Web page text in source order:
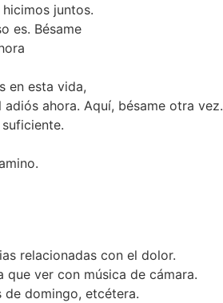
juntos.
es. Bésame
en esta vida,
ahora. Aquí, bésame otra vez.
relacionadas con el dolor.
que ver con música de cámara.
de domingo, etcétera.